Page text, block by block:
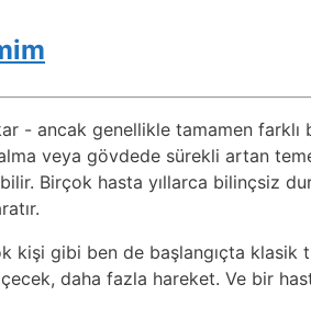
- ancak genellikle tamamen farklı
veya gövdede sürekli artan
Birçok hasta yıllarca bilinçsiz
kişi gibi ben de başlangıçta klasik
daha fazla hareket. Ve bir